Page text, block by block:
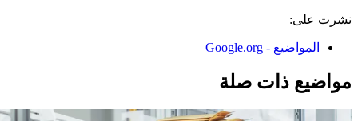
نشرت على:
المواضيع - Google.org
مواضيع ذات صلة